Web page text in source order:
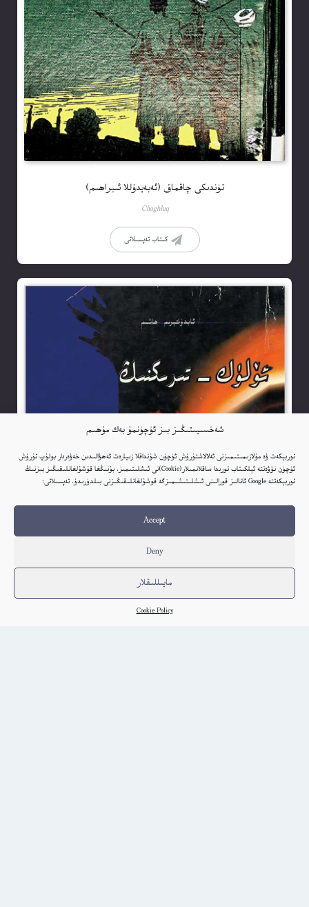
شەخسىيىتىڭىز بىز ئۈچۈنمۇ بەك مۇھىم
توربېكەت ۋە مۇلازىمىتىمىزنى ئەلالاشتۇرۇش ئۈچۈن شۇنداقلا زىيارەت ئەھۋالىدىن خەۋەردار بولۇپ تۇرۇش
ئۈچۈن نۆۋەتتە ئېلكىتاب تورىدا ساقلانمىلار(Cookie)نى ئىشلىتىمىز. بۇنىڭغا قۇشۇلغانلىقىڭىز بىزنىڭ
توربېكەتتە Google ئانالىز قورالىنى ئىشلىتىشىمىزگە قوشۇلغانلىقىڭىزنى بىلدۈرىدۇ. تەپسىلاتى:
Accept
Deny
مايىللىقلار
Cookie Policy
تۈندىكى چاقماق (ئەبەيدۇللا ئىبراھىم)
Choghluq
كىتاب تەپسىلاتى